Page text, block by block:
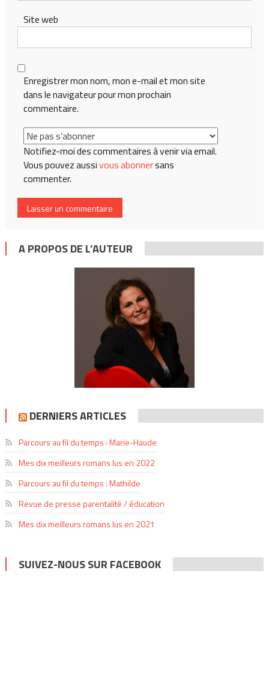
Site web
Enregistrer mon nom, mon e-mail et mon site
dans le navigateur pour mon prochain
commentaire.
Notifiez-moi des commentaires à venir via email.
Vous pouvez aussivous abonnersans
commenter.
A PROPOS DE L’AUTEUR
DERNIERS ARTICLES
Parcours au fil du temps : Marie-Haude
Mes dix meilleurs romans lus en 2022
Parcours au fil du temps : Mathilde
Revue de presse parentalité / éducation
Mes dix meilleurs romans lus en 2021
SUIVEZ-NOUS SUR FACEBOOK